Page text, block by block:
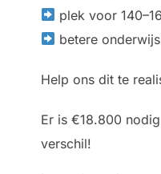
plek voor
betere
Help ons dit te
Er is €18.800
verschil!